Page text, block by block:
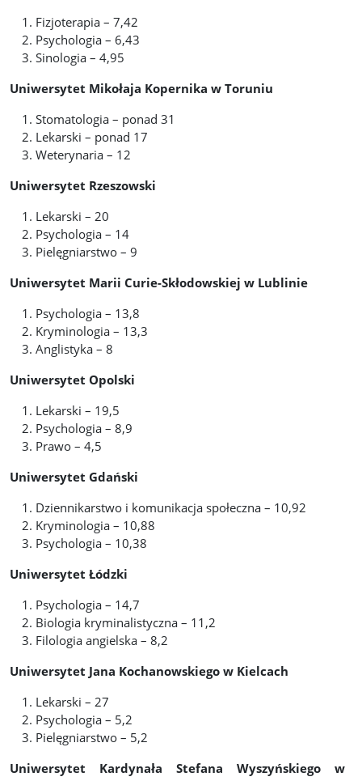
Fizjoterapia – 7,42
Psychologia – 6,43
Sinologia – 4,95
Uniwersytet Mikołaja Kopernika w Toruniu
Stomatologia – ponad 31
Lekarski – ponad 17
Weterynaria – 12
Uniwersytet Rzeszowski
Lekarski – 20
Psychologia – 14
Pielęgniarstwo – 9
Uniwersytet Marii Curie-Skłodowskiej w Lublinie
Psychologia – 13,8
Kryminologia – 13,3
Anglistyka – 8
Uniwersytet Opolski
Lekarski – 19,5
Psychologia – 8,9
Prawo – 4,5
Uniwersytet Gdański
Dziennikarstwo i komunikacja społeczna – 10,92
Kryminologia – 10,88
Psychologia – 10,38
Uniwersytet Łódzki
Psychologia – 14,7
Biologia kryminalistyczna – 11,2
Filologia angielska – 8,2
Uniwersytet Jana Kochanowskiego w Kielcach
Lekarski – 27
Psychologia – 5,2
Pielęgniarstwo – 5,2
Uniwersytet Kardynała Stefana Wyszyńskiego w